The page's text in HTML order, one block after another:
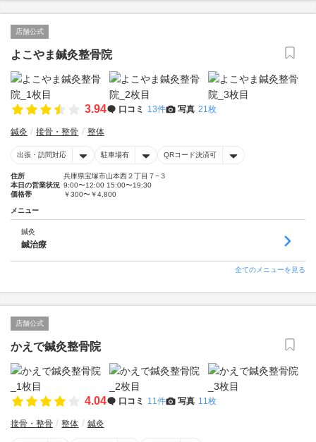
店舗公式
よこやま鍼灸整骨院
3.94 口コミ 13件 写真 21枚
鍼灸 接骨・整骨 整体
出張・訪問対応 駐車場有 QRコード決済可
住所
兵庫県宝塚市山本西２丁目７−３
本日の営業状況 9:00〜12:00 15:00〜19:30
価格帯
￥300〜￥4,800
メニュー
鍼灸
鍼治療
全てのメニューを見る
店舗公式
かえで鍼灸整骨院
4.04 口コミ 11件 写真 11枚
接骨・整骨 整体 鍼灸